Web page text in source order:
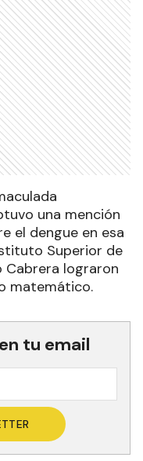
una mención
el dengue en esa
Superior de
Cabrera lograron
matemático.
tu email